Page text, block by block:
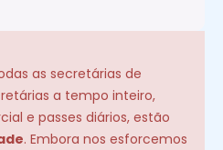
as secretárias de
a tempo inteiro,
e passes diários, estão
. Embora nos esforcemos